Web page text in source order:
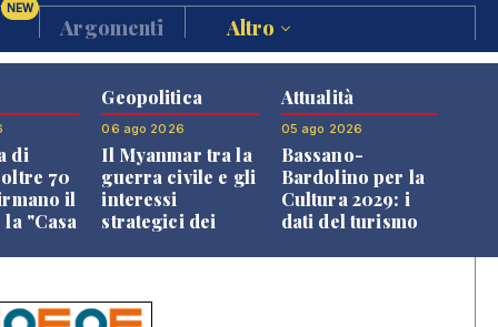
NEW
Argomenti Altro
di
70
il
"Casa
Geopolitica
06 ago 2026
Il Myanmar tra la
guerra civile e gli
interessi
strategici dei
Attualità
05 ago 2026
Bassano-
Bardolino per la
Cultura 2029: i
dati del turismo